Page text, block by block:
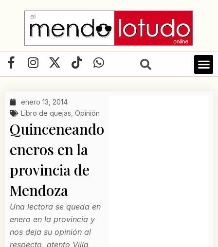
contenido
F
a
e
b
o
o
k
-
f
I
n
t
a
r
a
m
X
-
w
i
t
e
r
T
i
o
W
h
s
p
enero 13, 2014
Libro de quejas Opinión
Quinceneando
eneros en la
provincia de
Mendoza
Una lectora se queda en
enero en la provincia y
nos deja su opinión al
respecto, atento Villa